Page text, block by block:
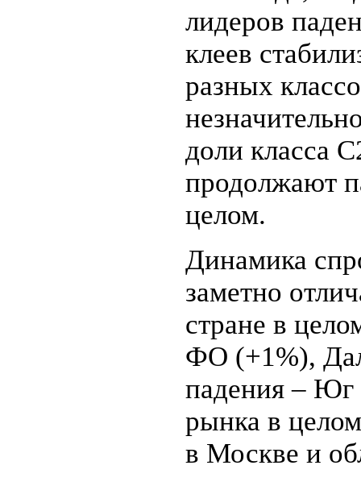
лидеров
клеев
разных
доли класса
продолжают
целом.
Динамика
заметно
стране в
ФО (+1%),
падения – Юг
рынка в
в Москве и